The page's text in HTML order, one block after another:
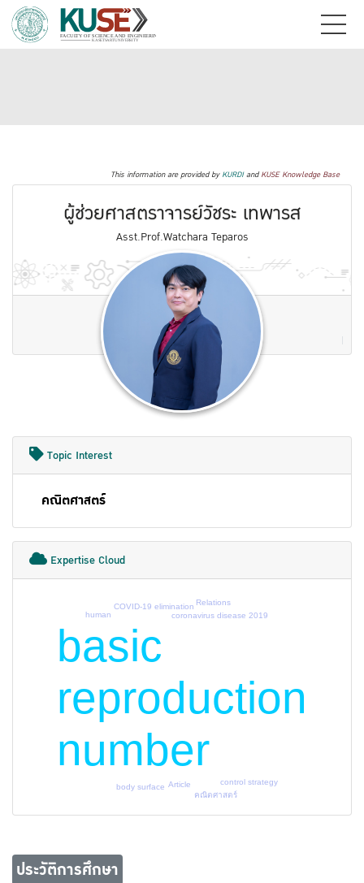
This information are provided byKURDIandKUSE Knowledge Base
ผู้ช่วยศาสตราจารย์วัชระ เทพารส
Asst.Prof.Watchara Teparos
Topic Interest
คณิตศาสตร์
Expertise Cloud
basic
reproduction
number
Article
body surface
control strategy
coronavirus disease 2019
COVID-19 elimination
human
Relations
คณิตศาสตร์
ประวัติการศึกษา